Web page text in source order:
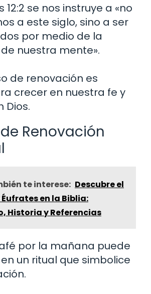
12:2 se nos instruye a «no
a este siglo, sino a ser
por medio de la
nuestra mente».
de renovación es
crecer en nuestra fe y
Dios.
Renovación
te interese: Descubre el
en la Biblia:
Historia y Referencias
por la mañana puede
un ritual que simbolice